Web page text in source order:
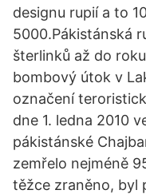
designu rupií a to
5000.Pákistánská
šterlinků až do
bombový útok v
označení
dne 1. ledna 2010
pákistánské
zemřelo nejméně
těžce zraněno, byl